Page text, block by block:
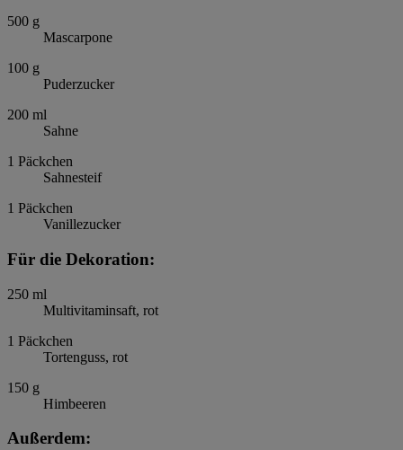
500 g
Mascarpone
100 g
Puderzucker
200 ml
Sahne
1 Päckchen
Sahnesteif
1 Päckchen
Vanillezucker
Für die Dekoration:
250 ml
Multivitaminsaft, rot
1 Päckchen
Tortenguss, rot
150 g
Himbeeren
Außerdem: